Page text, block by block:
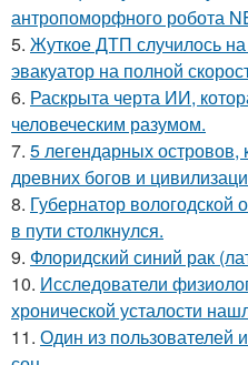
антропоморфного робота
5. Жуткое ДТП случилось
эвакуатор на полной
6. Раскрыта черта ИИ,
человеческим разумом.
7. 5 легендарных островов,
древних богов и
8. Губернатор вологодской
в пути столкнулся.
9. Флоридский синий рак
10. Исследователи
хронической усталости
11. Один из пользователей